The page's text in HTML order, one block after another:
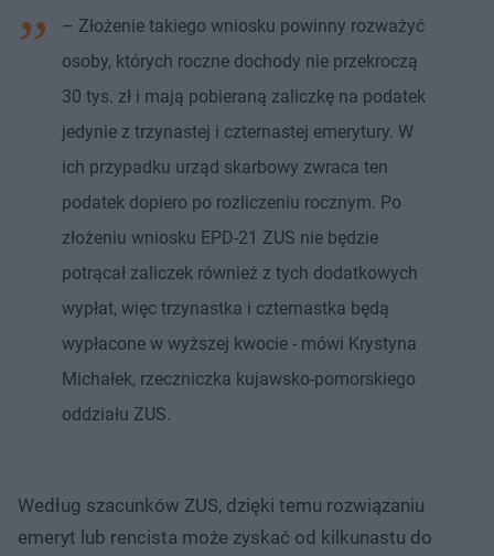
– Złożenie takiego wniosku powinny rozważyć
osoby, których roczne dochody nie przekroczą
30 tys. zł i mają pobieraną zaliczkę na podatek
jedynie z trzynastej i czternastej emerytury. W
ich przypadku urząd skarbowy zwraca ten
podatek dopiero po rozliczeniu rocznym. Po
złożeniu wniosku EPD-21 ZUS nie będzie
potrącał zaliczek również z tych dodatkowych
wypłat, więc trzynastka i czternastka będą
wypłacone w wyższej kwocie - mówi Krystyna
Michałek, rzeczniczka kujawsko-pomorskiego
oddziału ZUS.
Według szacunków ZUS, dzięki temu rozwiązaniu
emeryt lub rencista może zyskać od kilkunastu do